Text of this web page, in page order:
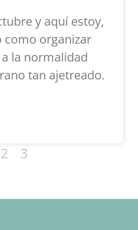
y aquí estoy,
como organizar
la normalidad
tan ajetreado.
2 3